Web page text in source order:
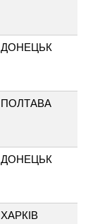
ДОНЕЦЬК
ПОЛТАВА
ДОНЕЦЬК
ХАРКІВ